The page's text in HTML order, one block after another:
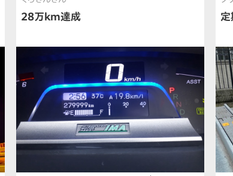
28万km達成 定